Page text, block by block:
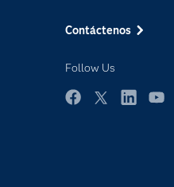
Contáctenos
Follow Us